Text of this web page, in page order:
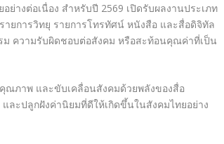
างต่อเนื่อง สำหรับปี 2569 เปิดรับผลงานประเภท
ยการวิทยุ รายการโทรทัศน์ หนังสือ และสื่อดิจิทัล
ม ความรับผิดชอบต่อสังคม หรือสะท้อนคุณค่าที่เป็น
ณภาพ และขับเคลื่อนสังคมด้วยพลังของสื่อ
ละปลูกฝังค่านิยมที่ดีให้เกิดขึ้นในสังคมไทยอย่าง